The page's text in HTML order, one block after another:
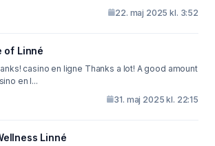
22. maj 2025 kl. 3:52
of Linné
casino en ligne Thanks a lot! A good amount
en l...
31. maj 2025 kl. 22:15
Linné